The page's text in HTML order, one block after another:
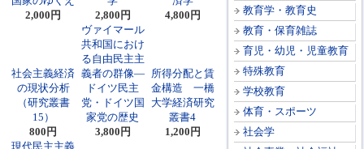
教育学・教育史
教育・保育雑誌
育児・幼児・児童教育
特殊教育
学校教育
体育・スポーツ
社会学
2,000円
2,800円
4,800円
社会主義経済
の現状分析
（研究叢書
15）
800円
ヴァイマール
共和国におけ
る自由民主主
義者の群像―
ドイツ民主
党・ドイツ国
家党の歴史
3,800円
所得分配と賃
金構造 一橋
大学経済研究
叢書4
1,200円
現代民主主義